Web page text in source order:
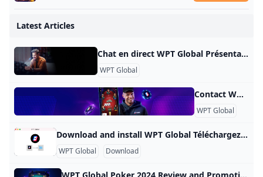
Latest Articles
Chat en direct WPT Global Présentation Dans le monde numérique moderne, le chat en direct est devenu un outil essentiel pour les entreprises qui souhaitent fournir une assistance immédiate à leurs clients. WPT Global, une entreprise leader dans l’industrie du jeu, reconnaît l’importance d’une communication efficace avec les joueurs. Pour améliorer l’expérience client et résoudre les problèmes rapidement, elle a introduit une fonction de chat en direct sur son site Web. Cet article explore les avantages et les fonctionnalités de l’option de chat en direct fournie par WPT Global.
WPT Global
Contact WPT Global Contact Nos représentants du service client dédiés sont prêts à répondre à toutes vos questions. Veuillez envoyer vos demandes par e-mail à
WPT Global
Download and install WPT Global Téléchargez et installez WPT Global Suivez ces étapes pour télécharger notre logiciel de poker et installer l’application WPT Global Configuration 1 : téléchargez l’application WPT Global Sélectionnez le bouton « Télécharger maintenant » pour lancer le téléchargement. Une fois l’application téléchargée sur votre ordinateur, ouvrez le fichier (vérifiez votre dossier « Téléchargements ») Installation de l’application WPT Global par Setup2 Une fois l’application WPT Global téléchargée sur votre ordinateur, ouvrez le fichier (vérifiez votre dossier « Téléchargements »)
WPT Global Download
WPT Global Poker 2024 Review and Promotions OFFRE SPÉCIALE À DURÉE LIMITÉE : les nouveaux utilisateurs reçoivent des tickets satellites pour tenter de se qualifier pour le Championnat du monde WPT 2023 en décembre, qui offrira une cagnotte garantie record de 40 millions de dollars. Après avoir fait ses débuts à la télévision il y a vingt ans, le World Poker Tour a contribué de manière significative au développement du poker et à sa popularité. Reconnu pour son innovation, le World Poker Tour a transporté ses événements mondiaux historiques dans le monde en ligne via sa plateforme WPT Global (WPT).